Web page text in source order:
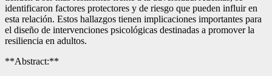
identificaron factores protectores y de riesgo que pueden influir en
esta relación. Estos hallazgos tienen implicaciones importantes para
el diseño de intervenciones psicológicas destinadas a promover la
resiliencia en adultos.
**Abstract:**